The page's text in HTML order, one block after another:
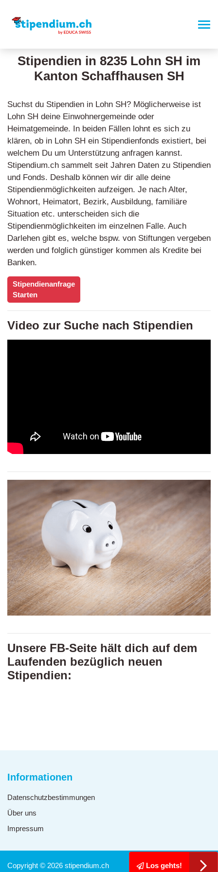
Stipendien in 8235 Lohn SH im
Kanton Schaffhausen SH
Suchst du Stipendien in Lohn SH? Möglicherweise ist
Lohn SH deine Einwohnergemeinde oder
Heimatgemeinde. In beiden Fällen lohnt es sich zu
klären, ob in Lohn SH ein Stipendienfonds existiert, bei
welchem Du um Unterstützung anfragen kannst.
Stipendium.ch sammelt seit Jahren Daten zu Stipendien
und Fonds. Deshalb können wir dir alle deine
Stipendienmöglichkeiten aufzeigen. Je nach Alter,
Wohnort, Heimatort, Bezirk, Ausbildung, familiäre
Situation etc. unterscheiden sich die
Stipendienmöglichkeiten im einzelnen Falle. Auch
Darlehen gibt es, welche bspw. von Stiftungen vergeben
werden und folglich günstiger kommen als Kredite bei
Banken.
Stipendienanfrage
Starten
Video zur Suche nach Stipendien
Unsere FB-Seite hält dich auf dem
Laufenden bezüglich neuen
Stipendien:
Informationen
Datenschutzbestimmungen
Über uns
Impressum
Los gehts!
Copyright © 2026 stipendium.ch